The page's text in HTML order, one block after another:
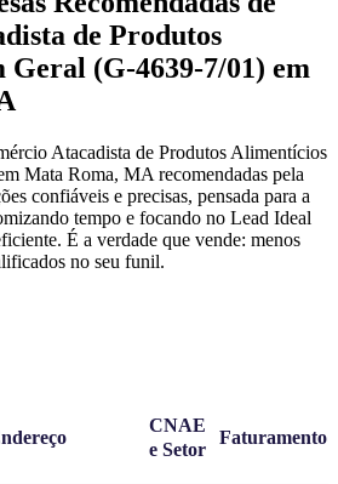
de Produtos
(G-4639-7/01) em
Atacadista de Produtos Alimentícios
Mata Roma, MA recomendadas pela
confiáveis e precisas, pensada para a
tempo e focando no Lead Ideal
É a verdade que vende: menos
no seu funil.
CNAE
e Setor
Faturamento